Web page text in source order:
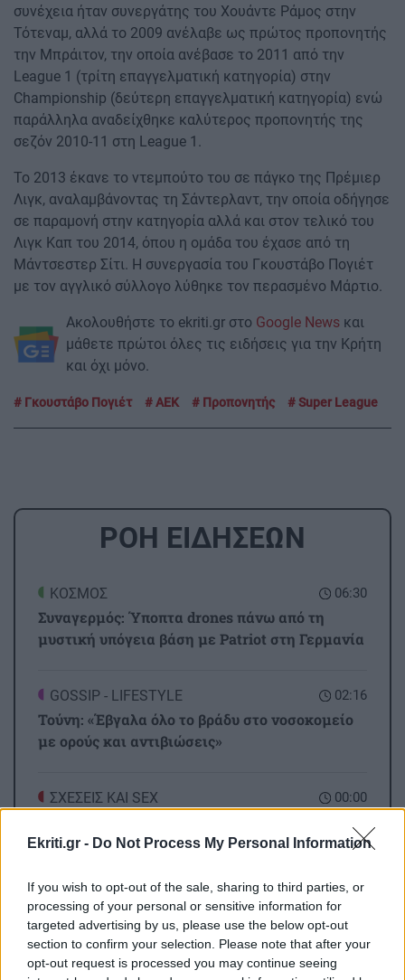
Ekriti.gr - Do Not Process My Personal Information
If you wish to opt-out of the sale, sharing to third parties, or
processing of your personal or sensitive information for
targeted advertising by us, please use the below opt-out
section to confirm your selection. Please note that after your
opt-out request is processed you may continue seeing
συνέχεια ήταν συνεργάτης του Χουάντε Ράμος στην
Τότεναμ, αλλά το 2009 ανέλαβε ως πρώτος προπονητής
την Μπράιτον, την οποία ανέβασε το 2011 από την
League 1 (τρίτη επαγγελματική κατηγορία) στην
Championship (δεύτερη επαγγελματική κατηγορία) ενώ
παράλληλα αναδείχθηκε καλύτερος προπονητής της
σεζόν 2010-11 στη League 1.
Το 2013 έκανε το ντεμπούτο του σε πάγκο της Πρέμιερ
Λιγκ, αναλαμβάνοντας τη Σάντερλαντ, την οποία οδήγησε
σε παραμονή στην κατηγορία αλλά και στον τελικό του
Λιγκ Καπ του 2014, όπου η ομάδα του έχασε από τη
Μάντσεστερ Σίτι. Η συνεργασία του Γκουστάβο Πογιέτ
με τον αγγλικό σύλλογο λύθηκε τον περασμένο Μάρτιο.
Ακολουθήστε το ekriti.gr στο Google News και
μάθετε πρώτοι όλες τις ειδήσεις για την Κρήτη
και όχι μόνο.
Γκουστάβο Πογιέτ ΑΕΚ Προπονητής Super League
ΡΟΗ ΕΙΔΗΣΕΩΝ
06:30
ΚΟΣΜΟΣ
Συναγερμός: Ύποπτα drones πάνω από τη
μυστική υπόγεια βάση με Patriot στη Γερμανία
02:16
GOSSIP - LIFESTYLE
Τούνη: «Έβγαλα όλο το βράδυ στο νοσοκομείο
με ορούς και αντιβιώσεις»
00:00
ΣΧΕΣΕΙΣ ΚΑΙ SEX
GOSSIP - LIFESTYLE
Μπρούκλιν Μπέκαμ: Εβρασε μακαρόνια με
θαλασσινό νερόΌλες οι ειδήσεις